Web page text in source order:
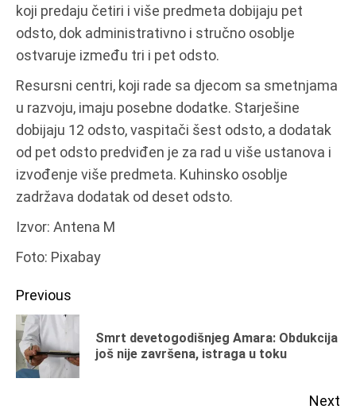
koji predaju četiri i više predmeta dobijaju pet
odsto, dok administrativno i stručno osoblje
ostvaruje između tri i pet odsto.
Resursni centri, koji rade sa djecom sa smetnjama
u razvoju, imaju posebne dodatke. Starješine
dobijaju 12 odsto, vaspitači šest odsto, a dodatak
od pet odsto predviđen je za rad u više ustanova i
izvođenje više predmeta. Kuhinsko osoblje
zadržava dodatak od deset odsto.
Izvor: Antena M
Foto: Pixabay
Continue
Reading
Previous
Smrt devetogodišnjeg Amara: Obdukcija
još nije završena, istraga u toku
Next